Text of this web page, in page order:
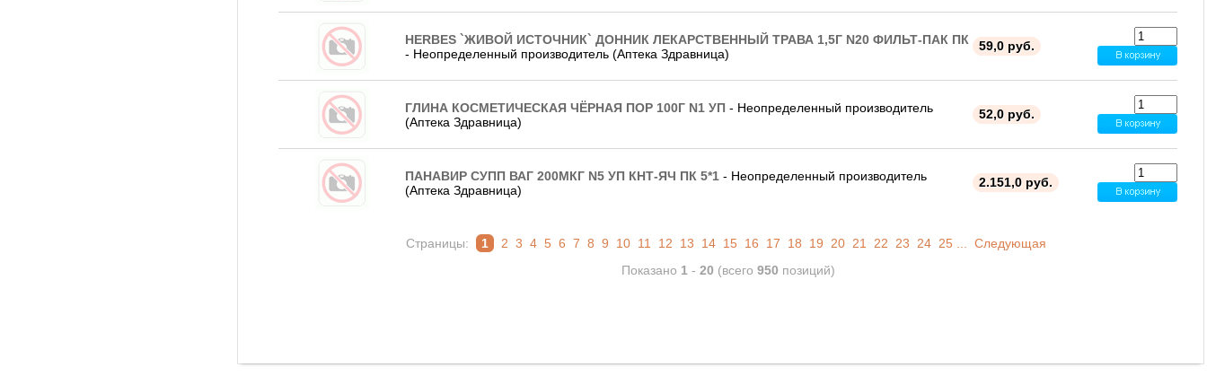
HERBES `ЖИВОЙ ИСТОЧНИК` ДОННИК ЛЕКАРСТВЕННЫЙ ТРАВА 1,5Г N20 ФИЛЬТ-ПАК ПК
- Неопределенный производитель (Аптека Здравница)
59,0 руб.
ГЛИНА КОСМЕТИЧЕСКАЯ ЧЁРНАЯ ПОР 100Г N1 УП - Неопределенный производитель
(Аптека Здравница)
52,0 руб.
ПАНАВИР СУПП ВАГ 200МКГ N5 УП КНТ-ЯЧ ПК 5*1 - Неопределенный производитель
(Аптека Здравница)
2.151,0 руб.
Страницы: 1 2 3 4 5 6 7 8 9 10 11 12 13 14 15 16 17 18 19 20 21 22 23 24 25
Следующая
Показано 1 - 20 (всего 950 позиций)